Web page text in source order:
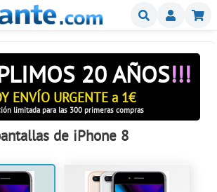
Buscar
20 AÑOS!!!
ENVÍO URGENTE a 1€
limitada para las 300 primeras compras
de iPhone 8